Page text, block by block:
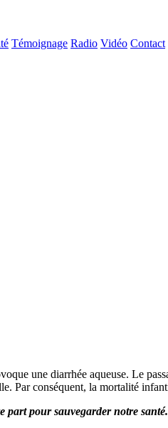
Témoignage Radio Vidéo Contact
une diarrhée aqueuse. Le
Par conséquent, la mortalité
part pour sauvegarder notre